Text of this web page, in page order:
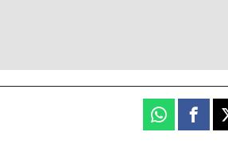
Whatsapp